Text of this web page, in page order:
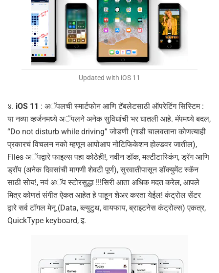
Updated with iOS 11
४. iOS 11 : अॅपलची स्मार्टफोन आणि टॅबलेटसाठी ऑपरेटिंग सिस्टिम :
या नव्या व्हर्जनमध्ये अॅपलने अनेक सुविधांची भर घातली आहे. मॅपमध्ये बदल,
“Do not disturb while driving” जोडणी (गाडी चालवताना कोणत्याही
प्रकारचं विचलन नको म्हणून आपोआप नोटिफिकेशन होल्डवर जातील),
Files अॅपद्वारे फाइल्स पहा कोठेही!, नवीन डॉक, मल्टीटास्किंग, ड्रॅग आणि
ड्रॉप (अनेक दिवसांची मागणी शेवटी पूर्ण), सुरवातीपासून डॉक्युमेंट स्कॅन
साठी सोय!, नवं अॅप स्टोरसुद्धा !!!सिरी आता अधिक मदत करेल, आपले
मित्र कोणतं संगीत ऐकत आहेत हे पाहून शेअर करता येईल! कंट्रोल सेंटर
द्वारे सर्व टॉगल मेनू (Data, ब्ल्युटुथ, वायफाय, ब्राइटनेस कंट्रोल्स) एकत्र,
QuickType keyboard, इ.